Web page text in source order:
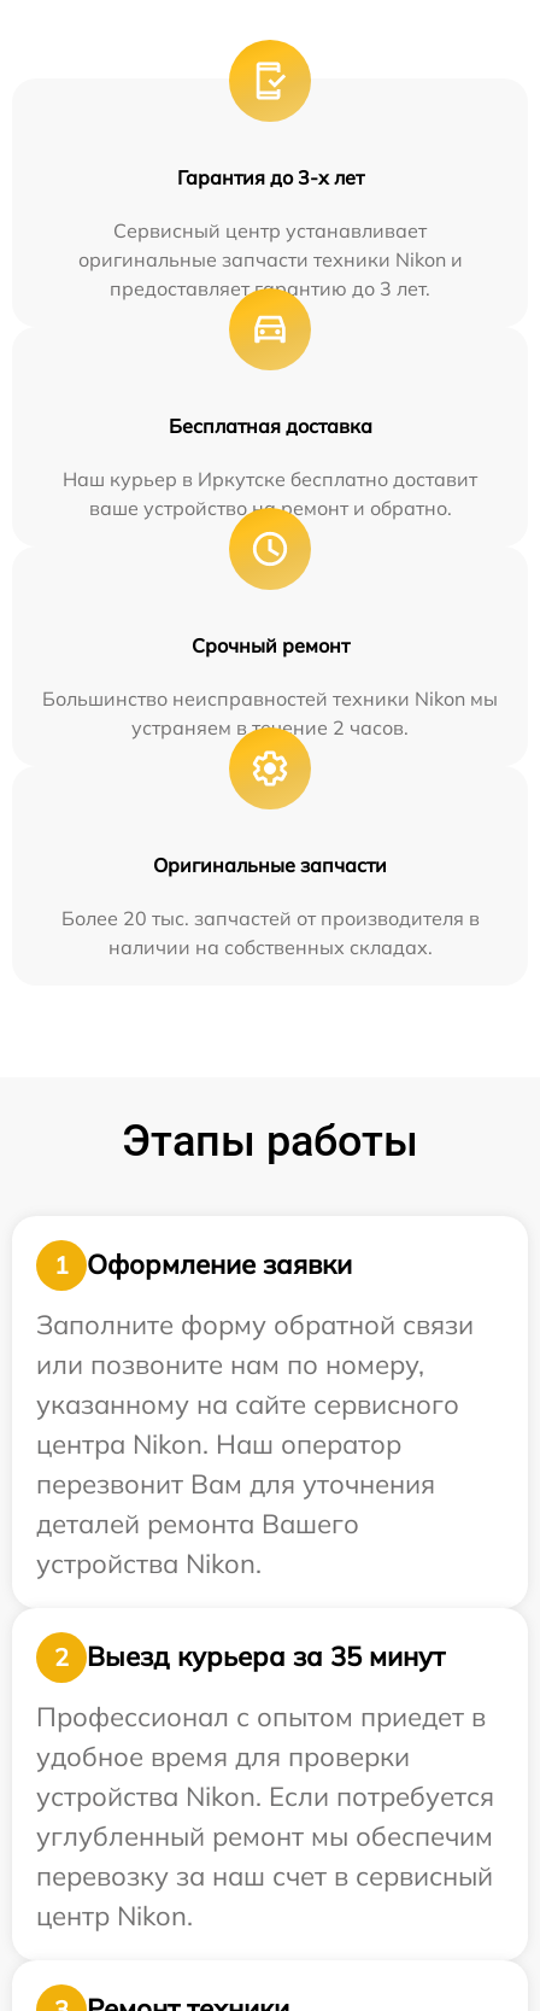
Гарантия до 3-х лет
Сервисный центр устанавливает
оригинальные запчасти техники Nikon и
предоставляет гарантию до 3 лет.
Бесплатная доставка
Наш курьер в Иркутске бесплатно доставит
ваше устройство на ремонт и обратно.
Срочный ремонт
Большинство неисправностей техники Nikon мы
устраняем в течение 2 часов.
Оригинальные запчасти
Более 20 тыс. запчастей от производителя в
наличии на собственных складах.
Этапы работы
1
Оформление заявки
Заполните форму обратной связи
или позвоните нам по номеру,
указанному на сайте сервисного
центра Nikon. Наш оператор
перезвонит Вам для уточнения
деталей ремонта Вашего
устройства Nikon.
2
Выезд курьера за 35 минут
Профессионал с опытом приедет в
удобное время для проверки
устройства Nikon. Если потребуется
углубленный ремонт мы обеспечим
перевозку за наш счет в сервисный
центр Nikon.